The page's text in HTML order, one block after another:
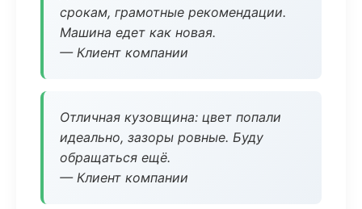
срокам, грамотные рекомендации.
Машина едет как новая.
— Клиент компании
Отличная кузовщина: цвет попали
идеально, зазоры ровные. Буду
обращаться ещё.
— Клиент компании